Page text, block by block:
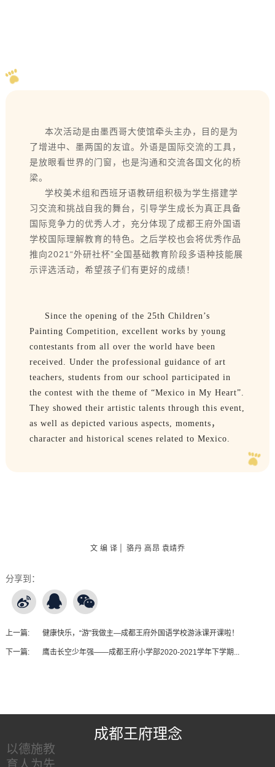
本次活动是由墨西哥大使馆牵头主办，目的是为
了增进中、墨两国的友谊。外语是国际交流的工具，
是放眼看世界的门窗，也是沟通和交流各国文化的桥
梁。
学校美术组和西班牙语教研组积极为学生搭建学
习交流和挑战自我的舞台，引导学生成长为真正具备
国际竞争力的优秀人才，充分体现了成都王府外国语
学校国际理解教育的特色。之后学校也会将优秀作品
推向2021“外研社杯”全国基础教育阶段多语种技能展
示评选活动，希望孩子们有更好的成绩！
Since the opening of the 25th Children’s
Painting Competition, excellent works by young
contestants from all over the world have been
received. Under the professional guidance of art
teachers, students from our school participated in
the contest with the theme of “Mexico in My Heart”.
They showed their artistic talents through this event,
as well as depicted various aspects, moments，
character and historical scenes related to Mexico.
文 编 译 | 骆丹 高昂 袁靖乔
分享到：
上一篇: 健康快乐，“游”我做主—成都王府外国语学校游泳课开课啦！
下一篇: 鹰击长空少年强——成都王府小学部2020-2021学年下学期...
成都王府理念
以德施教